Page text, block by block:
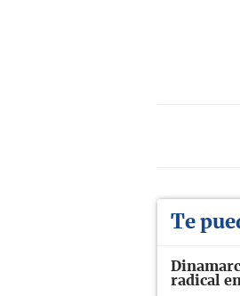
Te
radical